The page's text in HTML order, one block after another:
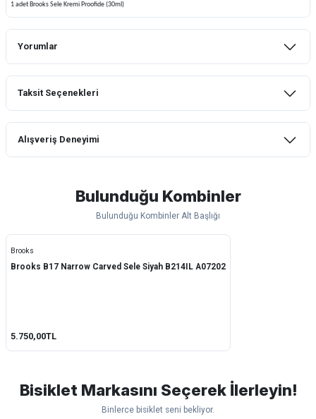
1 adet Brooks Sele Kremi Proofide (30ml)
Yorumlar
Taksit Seçenekleri
Alışveriş Deneyimi
lastik yanak kısmından 3cm yarıldı ama
normal sürüşe uygun
DOĞUŞ GÖKTAY | 17/07/2026
Hüseyin Akıncı | 14/07/2026
Bulunduğu Kombinler
Bulunduğu Kombinler Alt Başlığı
Brooks
Brooks B17 Narrow Carved Sele Siyah B214IL A07202
5.750,00TL
Bisiklet Markasını Seçerek İlerleyin!
Binlerce bisiklet seni bekliyor.